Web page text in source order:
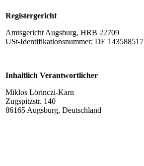
Registergericht
Amtsgericht Augsburg, HRB 22709
USt-Identifikationsnummer: DE 143588517
Inhaltlich Verantwortlicher
Miklos Lörinczi-Karn
Zugspitzstr. 140
86165 Augsburg, Deutschland